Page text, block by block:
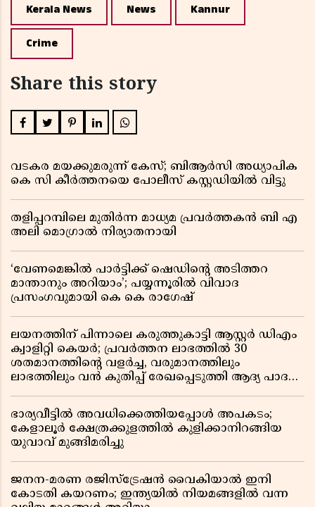
Kerala News News Kannur
Crime
Share this story
വടകര മയക്കുമരുന്ന് കേസ്; ബിആർസി അധ്യാപിക
കെ സി കീർത്തനയെ പോലീസ് കസ്റ്റഡിയിൽ വിട്ടു
തളിപ്പറമ്പിലെ മുതിർന്ന മാധ്യമ പ്രവർത്തകൻ ബി എ
അലി മൊഗ്രാൽ നിര്യാതനായി
‘വേണമെങ്കിൽ പാർട്ടിക്ക് ഷെഡിൻ്റെ അടിത്തറ
മാന്താനും അറിയാം’; പയ്യന്നൂരിൽ വിവാദ
പ്രസംഗവുമായി കെ കെ രാഗേഷ്
ലയനത്തിന് പിന്നാലെ കരുത്തുകാട്ടി ആസ്റ്റർ ഡിഎം
ക്വാളിറ്റി കെയർ; പ്രവർത്തന ലാഭത്തിൽ 30
ശതമാനത്തിൻ്റെ വളർച്ച, വരുമാനത്തിലും
ലാഭത്തിലും വൻ കുതിപ്പ് രേഖപ്പെടുത്തി ആദ്യ പാദ
ഭാര്യവീട്ടിൽ അവധിക്കെത്തിയപ്പോൾ അപകടം;
കേളാലൂർ ക്ഷേത്രക്കുളത്തിൽ കുളിക്കാനിറങ്ങിയ
യുവാവ് മുങ്ങിമരിച്ചു
ജനന-മരണ രജിസ്ട്രേഷൻ വൈകിയാൽ ഇനി
കോടതി കയറണം; ഇന്ത്യയിൽ നിയമങ്ങളിൽ വന്ന